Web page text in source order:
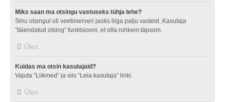
Miks saan ma otsingu vastuseks tühja lehe?
Sinu otsingul oli veebiserveri jaoks liiga palju vasteid. Kasutaja
“täiendatud otsing” funktsiooni, et olla rohkem täpsem.
Üles
Kuidas ma otsin kasutajaid?
Vajuta “Liikmed” ja siis “Leia kasutaja” linki.
Üles